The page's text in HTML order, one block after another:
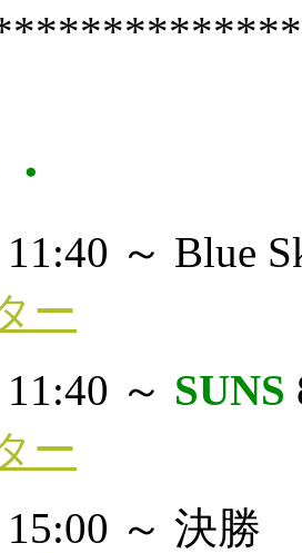
～ Blue
ー
～ SUNS
ー
～ 決勝